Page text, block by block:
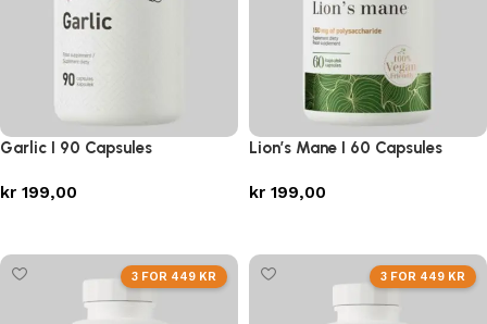
Garlic I 90 Capsules
kr 199,00
Lion’s Mane I 60 Capsules
kr 199,00
3 FOR 449 KR 3 FOR 449 KR